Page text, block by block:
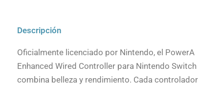
Descripción
Oficialmente licenciado por Nintendo, el PowerA
Enhanced Wired Controller para Nintendo Switch
combina belleza y rendimiento. Cada controlador